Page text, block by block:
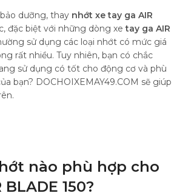
dưỡng, thay nhớt xe tay ga AIR
đặc biệt với những dòng xetay ga AIR
sử dụng các loại nhớt có mức giá
rất nhiều. Tuy nhiên, bạn có chắc
sử dụng có tốt cho động cơ và phù
bạn? DOCHOIXEMAY49.COM sẽ giúp
nào phù hợp cho
150?